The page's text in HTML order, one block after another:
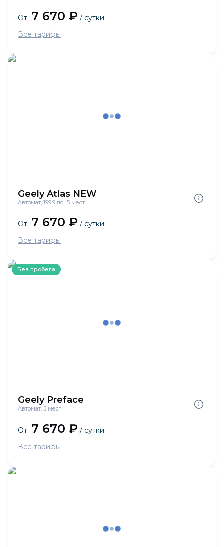
От 7 670 ₽ / сутки
Все тарифы
Geely Atlas NEW
Автомат, 199.9 лс., 5 мест
От 7 670 ₽ / сутки
Все тарифы
Без пробега
Geely Preface
Автомат, 5 мест
От 7 670 ₽ / сутки
Все тарифы